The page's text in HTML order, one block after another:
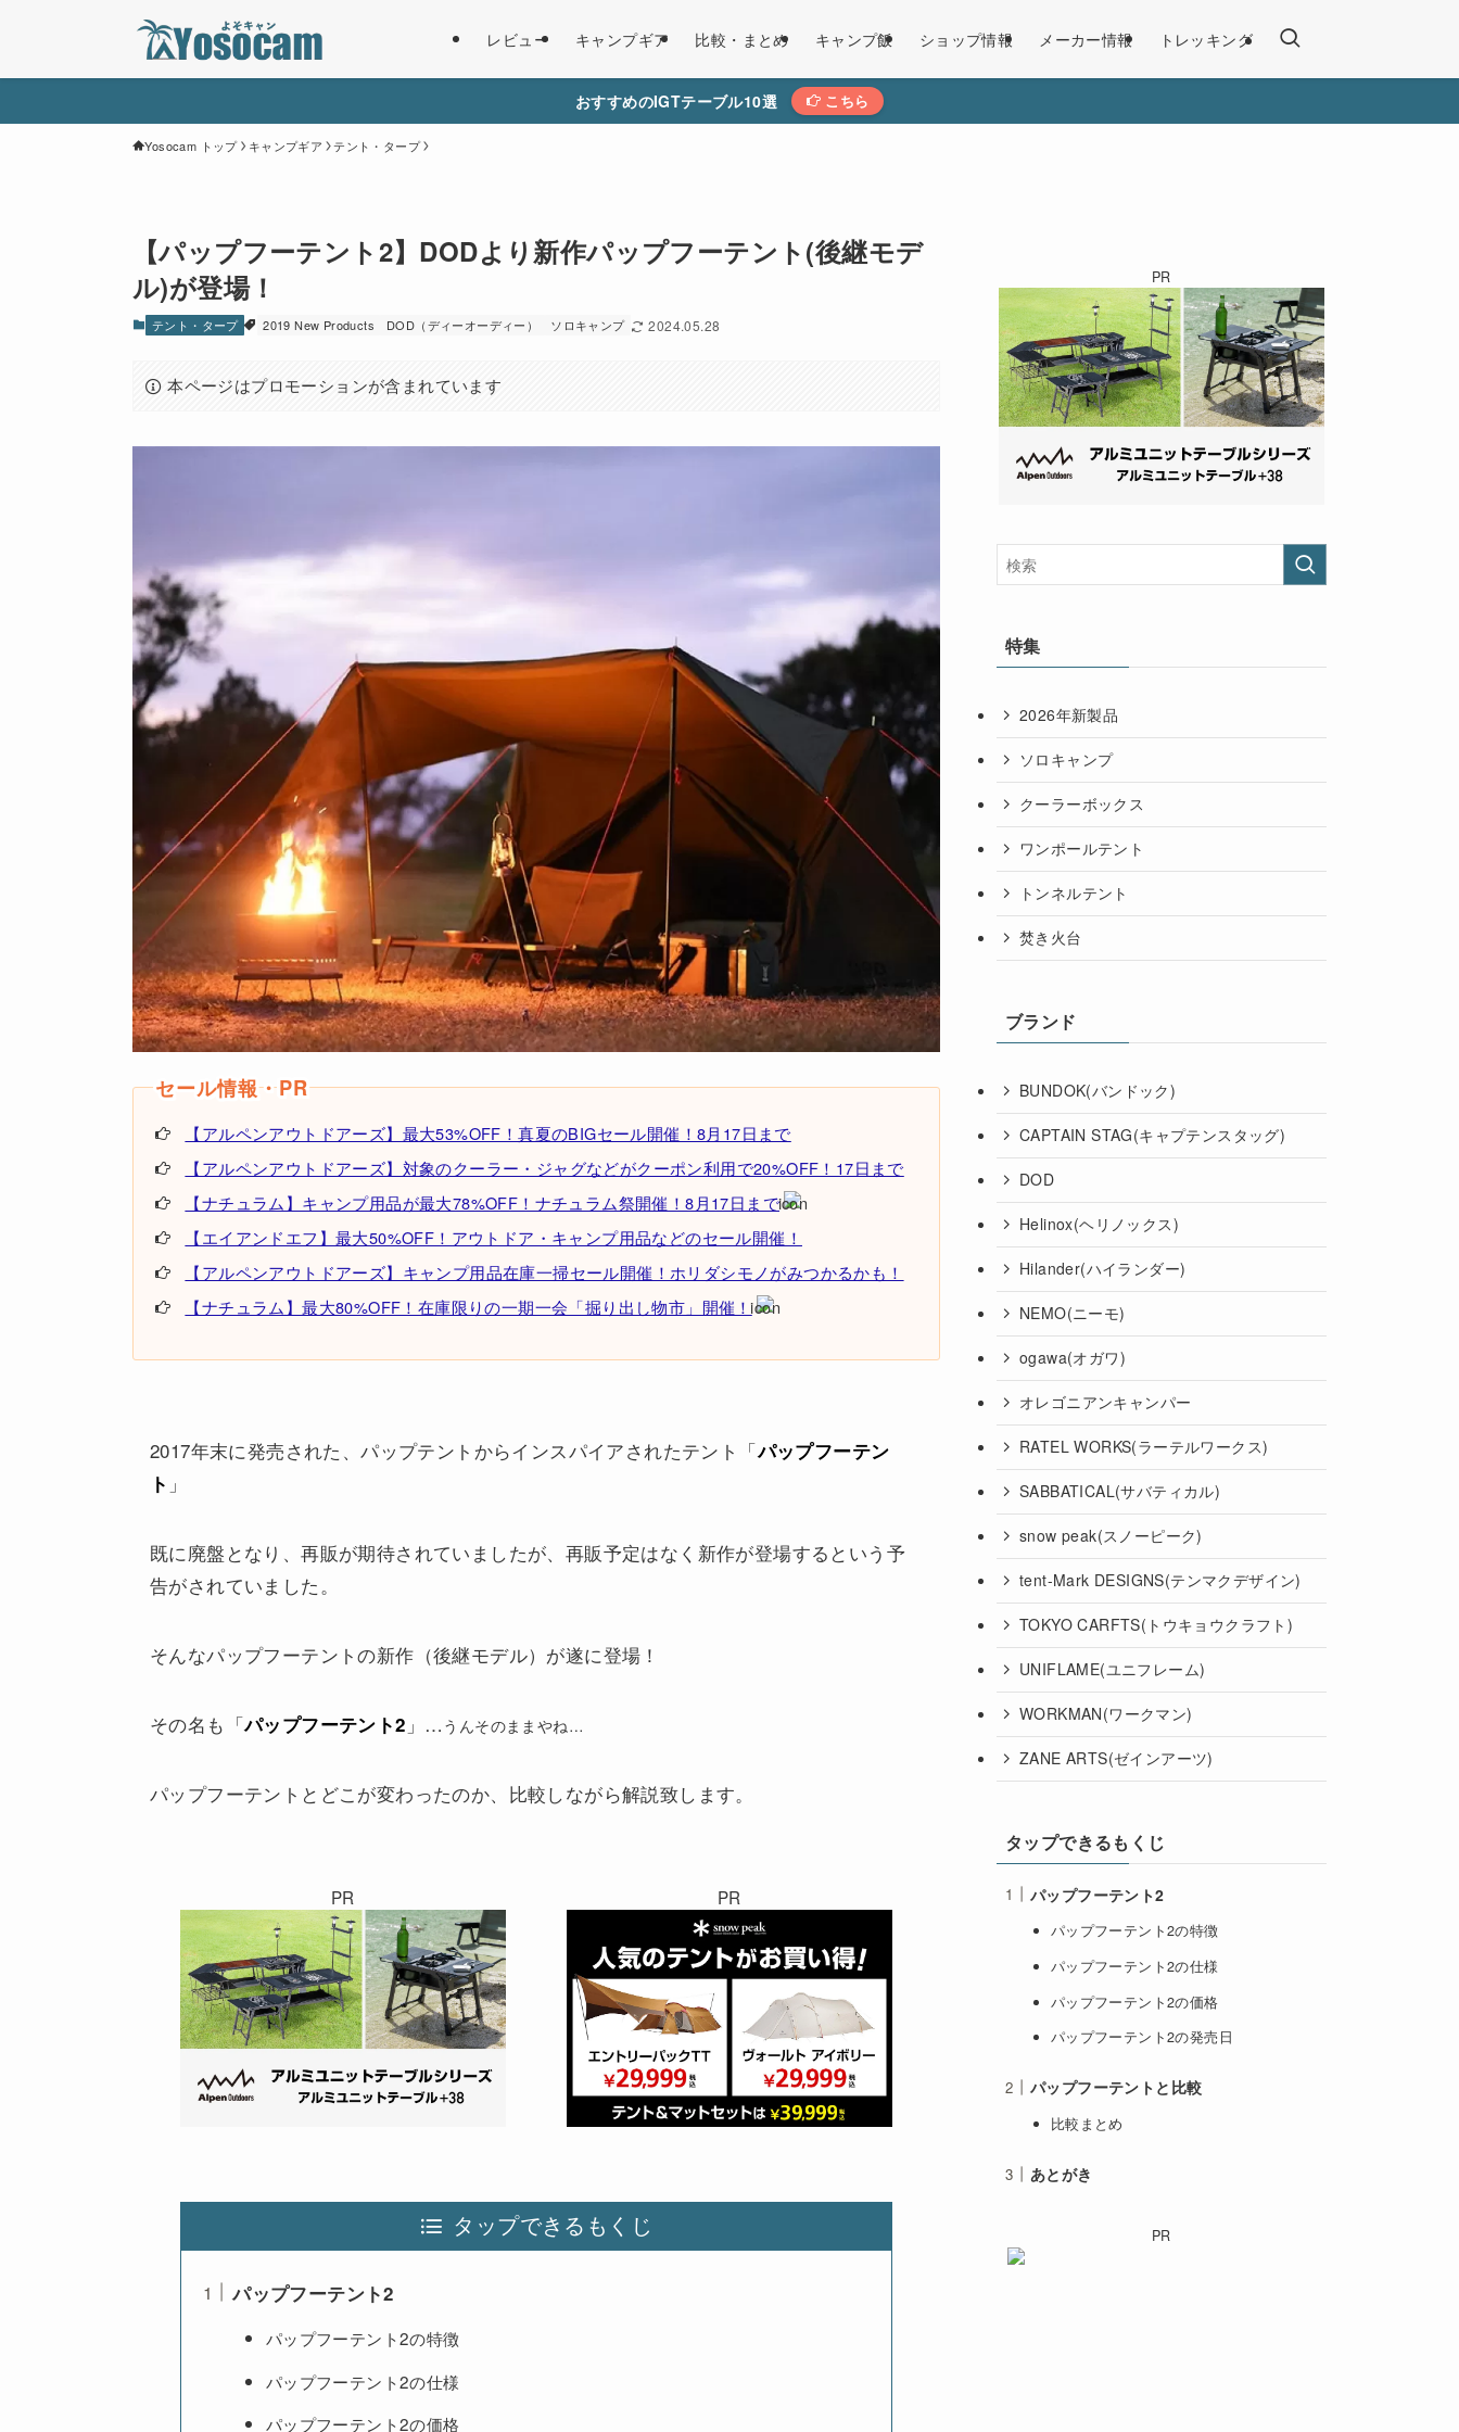
レビュー キャンプギア 比較・まとめ キャンプ飯 ショップ情報 メーカー情報 トレッキング
おすすめのIGTテーブル10選 こちら
Yosocam トップ キャンプギア テント・タープ
【パップフーテント2】DODより新作パップフーテント(後継モデ
ル)が登場！
テント・タープ 2019 New Products DOD（ディーオーディー） ソロキャンプ 2024.05.28
本ページはプロモーションが含まれています
【アルペンアウトドアーズ】最大53%OFF！真夏のBIGセール開催！8月17日まで
【アルペンアウトドアーズ】対象のクーラー・ジャグなどがクーポン利用で20%OFF！17日まで
【ナチュラム】キャンプ用品が最大78%OFF！ナチュラム祭開催！8月17日まで
【エイアンドエフ】最大50%OFF！アウトドア・キャンプ用品などのセール開催！
【アルペンアウトドアーズ】キャンプ用品在庫一掃セール開催！ホリダシモノがみつかるかも！
【ナチュラム】最大80%OFF！在庫限りの一期一会「掘り出し物市」開催！
2017年末に発売された、パップテントからインスパイアされたテント「パップフーテン
ト 」
既に廃盤となり、再販が期待されていましたが、再販予定はなく新作が登場するという予
告がされていました。
そんなパップフーテントの新作（後継モデル）が遂に登場！
その名も「パップフーテント2 」… うんそのままやね…
パップフーテントとどこが変わったのか、比較しながら解説致します。
PR PR
タップできるもくじ
パップフーテント2
パップフーテント2の特徴
パップフーテント2の仕様
パップフーテント2の価格
PR
特集
2026年新製品
ソロキャンプ
クーラーボックス
ワンポールテント
トンネルテント
焚き火台
ブランド
BUNDOK(バンドック)
CAPTAIN STAG(キャプテンスタッグ)
DOD
Helinox(ヘリノックス)
Hilander(ハイランダー)
NEMO(ニーモ)
ogawa(オガワ)
オレゴニアンキャンパー
RATEL WORKS(ラーテルワークス)
SABBATICAL(サバティカル)
snow peak(スノーピーク)
tent-Mark DESIGNS(テンマクデザイン)
TOKYO CARFTS(トウキョウクラフト)
UNIFLAME(ユニフレーム)
WORKMAN(ワークマン)
ZANE ARTS(ゼインアーツ)
タップできるもくじ
パップフーテント2
パップフーテント2の特徴
パップフーテント2の仕様
パップフーテント2の価格
パップフーテント2の発売日
パップフーテントと比較
比較まとめ
あとがき
PR